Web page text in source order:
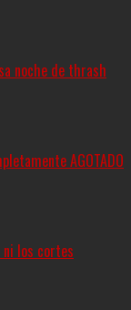
noche de thrash
AGOTADO
ni los cortes